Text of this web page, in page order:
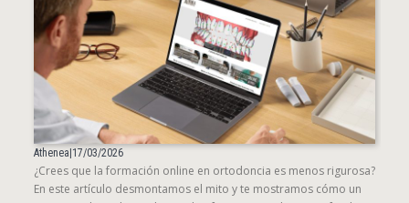
Athenea 17/03/2026
¿Crees que la formación online en ortodoncia es menos rigurosa?
En este artículo desmontamos el mito y te mostramos cómo un